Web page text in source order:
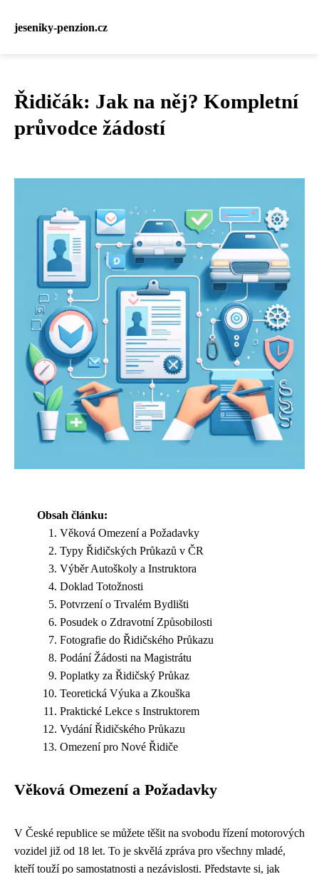
jeseniky-penzion.cz
Řidičák: Jak na něj? Kompletní
průvodce žádostí
Obsah článku:
Věková Omezení a Požadavky
Typy Řidičských Průkazů v ČR
Výběr Autoškoly a Instruktora
Doklad Totožnosti
Potvrzení o Trvalém Bydlišti
Posudek o Zdravotní Způsobilosti
Fotografie do Řidičského Průkazu
Podání Žádosti na Magistrátu
Poplatky za Řidičský Průkaz
Teoretická Výuka a Zkouška
Praktické Lekce s Instruktorem
Vydání Řidičského Průkazu
Omezení pro Nové Řidiče
Věková Omezení a Požadavky
V České republice se můžete těšit na svobodu řízení motorových
vozidel již od 18 let. To je skvělá zpráva pro všechny mladé,
kteří touží po samostatnosti a nezávislosti. Představte si, jak